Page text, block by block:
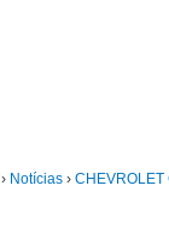
› Notícias ›CHEVROLET